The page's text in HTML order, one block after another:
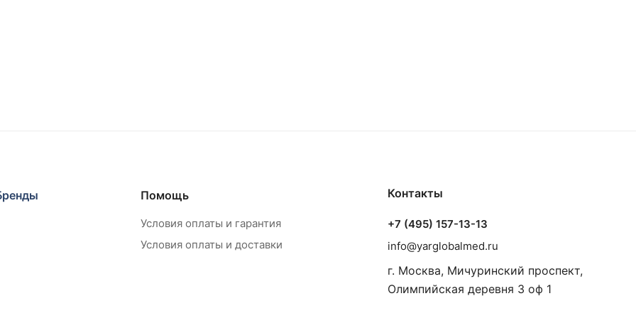
Помощь
Условия оплаты и гарантия
Условия оплаты и доставки
Контакты
+7 (495) 157-13-13
info@yarglobalmed.ru
г. Москва, Мичуринский проспект,
Олимпийская деревня 3 оф 1